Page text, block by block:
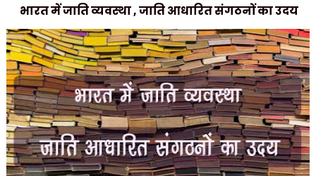
भारत में जाति व्यवस्था , जाति आधारित संगठनों का उदय